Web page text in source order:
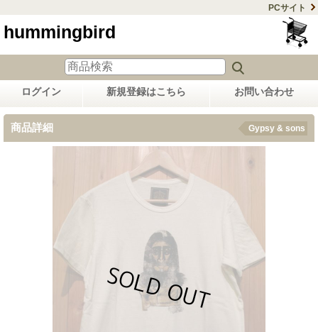
PCサイト
hummingbird
ログイン 新規登録はこちら お問い合わせ
商品詳細 Gypsy & sons